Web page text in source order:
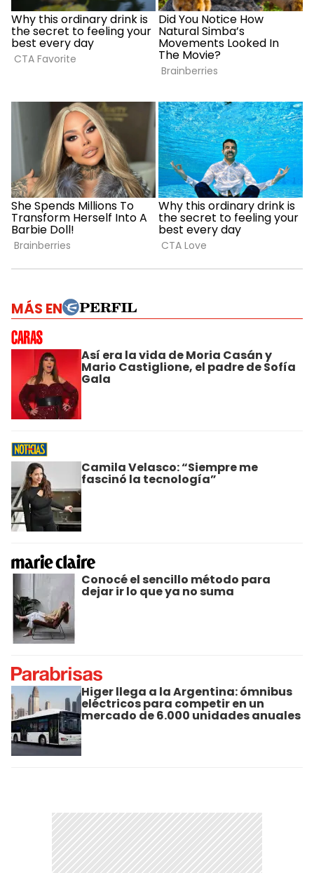
MÁS EN
Así era la vida de Moria Casán y
Mario Castiglione, el padre de Sofía
Gala
Camila Velasco: “Siempre me
fascinó la tecnología”
Conocé el sencillo método para
dejar ir lo que ya no suma
Higer llega a la Argentina: ómnibus
eléctricos para competir en un
mercado de 6.000 unidades anuales